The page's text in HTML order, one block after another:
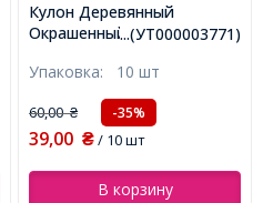
...(УТ000003771)
Кулон Деревянный
Окрашенный, Круглый
Отв-тие 2мм,
(УТ000003771)
Упаковка: 10 шт
60,00₴ -35%
39,00 ₴/ 10 шт
В корзину